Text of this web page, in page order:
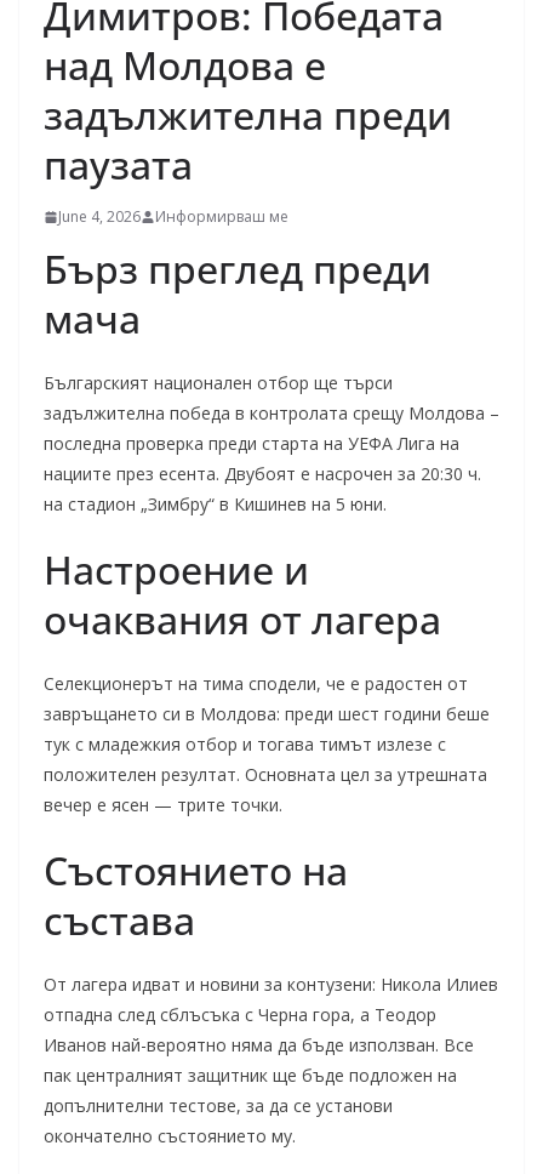
Димитров: Победата
над Молдова е
задължителна преди
паузата
June 4, 2026 Информирваш ме
Бърз преглед преди
мача
Българският национален отбор ще търси
задължителна победа в контролата срещу Молдова –
последна проверка преди старта на УЕФА Лига на
нациите през есента. Двубоят е насрочен за 20:30 ч.
на стадион „Зимбру“ в Кишинев на 5 юни.
Настроение и
очаквания от лагера
Селекционерът на тима сподели, че е радостен от
завръщането си в Молдова: преди шест години беше
тук с младежкия отбор и тогава тимът излезе с
положителен резултат. Основната цел за утрешната
вечер е ясен — трите точки.
Състоянието на
състава
От лагера идват и новини за контузени: Николa Илиев
отпадна след сблъсъка с Черна гора, а Теодор
Иванов най-вероятно няма да бъде използван. Все
пак централният защитник ще бъде подложен на
допълнителни тестове, за да се установи
окончателно състоянието му.